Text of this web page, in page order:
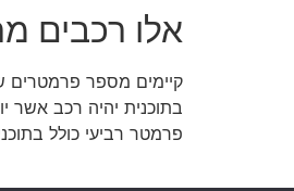
אלו רכבים
קיימים מספר פרמטרים
פרמטר רביעי כולל